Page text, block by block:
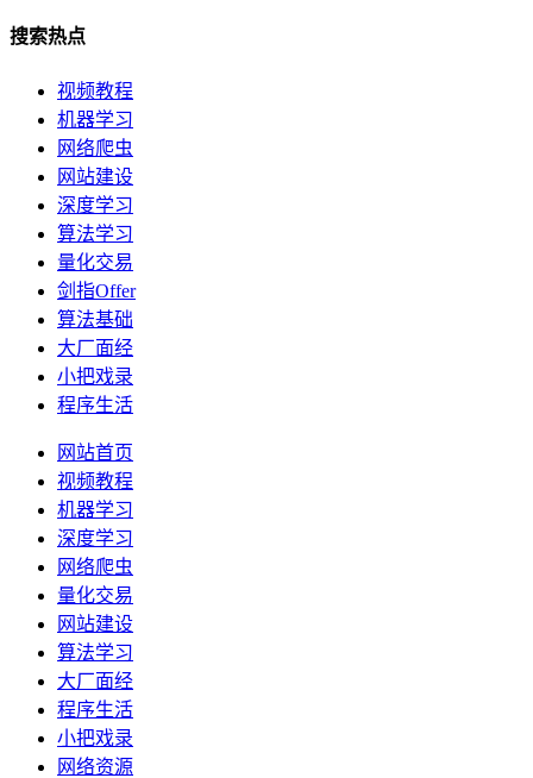
搜索热点
视频教程
机器学习
网络爬虫
网站建设
深度学习
算法学习
量化交易
剑指Offer
算法基础
大厂面经
小把戏录
程序生活
网站首页
视频教程
机器学习
深度学习
网络爬虫
量化交易
网站建设
算法学习
大厂面经
程序生活
小把戏录
网络资源